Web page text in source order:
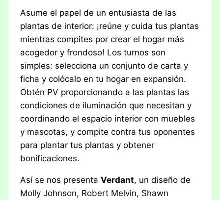
Asume el papel de un entusiasta de las
plantas de interior: ¡reúne y cuida tus plantas
mientras compites por crear el hogar más
acogedor y frondoso! Los turnos son
simples: selecciona un conjunto de carta y
ficha y colócalo en tu hogar en expansión.
Obtén PV proporcionando a las plantas las
condiciones de iluminación que necesitan y
coordinando el espacio interior con muebles
y mascotas, y compite contra tus oponentes
para plantar tus plantas y obtener
bonificaciones.
Así se nos presentaVerdant, un diseño de
Molly Johnson, Robert Melvin, Shawn